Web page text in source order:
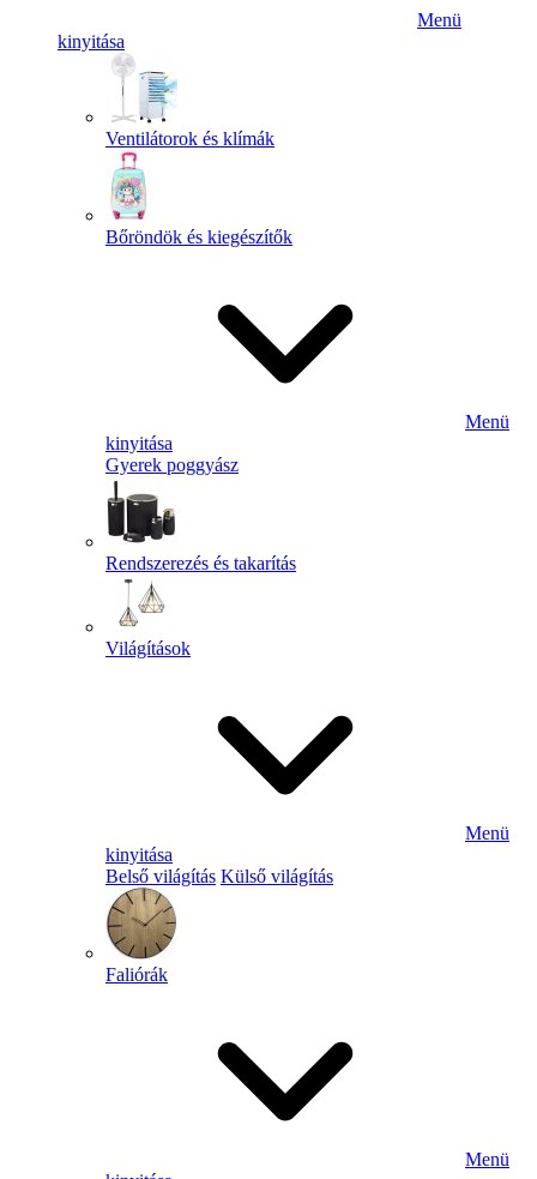
Menü
kinyitása
Ventilátorok és klímák
Bőröndök és kiegészítők
Menü
kinyitása
Gyerek poggyász
Rendszerezés és takarítás
Világítások
Menü
kinyitása
Belső világítás Külső világítás
Faliórák
Menü